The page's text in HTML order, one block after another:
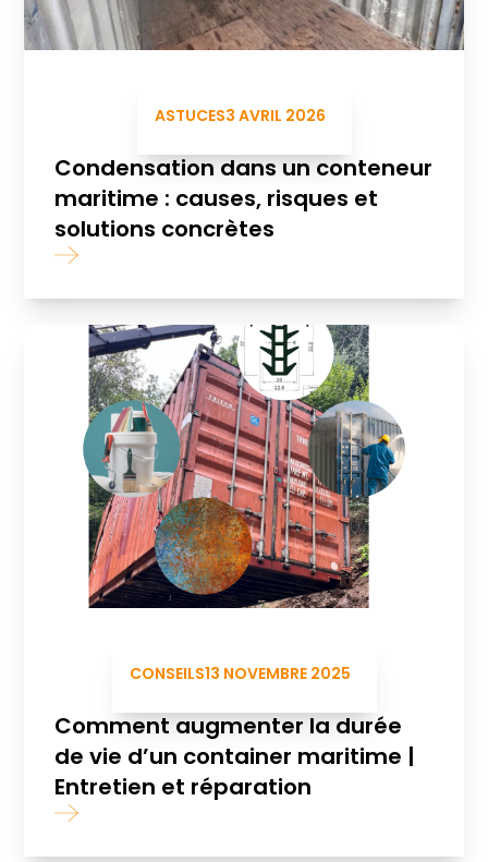
ASTUCES3 AVRIL 2026
Condensation dans un conteneur
maritime : causes, risques et
solutions concrètes
CONSEILS13 NOVEMBRE 2025
Comment augmenter la durée
de vie d’un container maritime |
Entretien et réparation